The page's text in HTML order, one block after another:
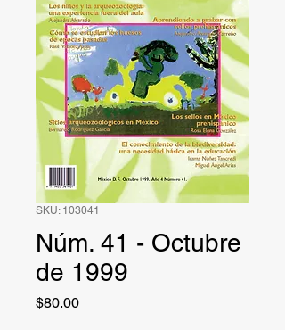
SKU: 103041
Núm. 41 - Octubre
de 1999
$80.00Precio